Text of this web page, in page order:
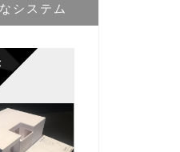
システム